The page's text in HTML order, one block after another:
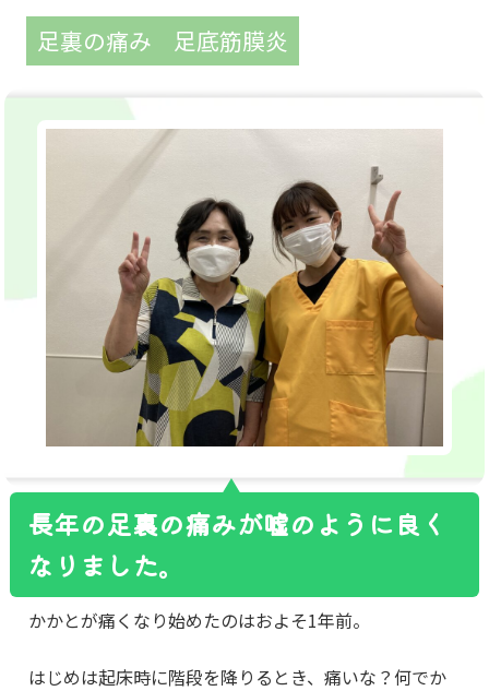
足裏の痛み 足底筋膜炎
長年の足裏の痛みが嘘のように良く
なりました。
かかとが痛くなり始めたのはおよそ1年前。
はじめは起床時に階段を降りるとき、痛いな？何でか